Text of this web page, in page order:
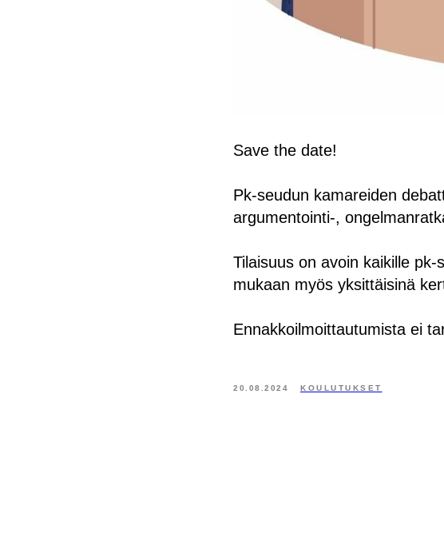
Save the date!
Pk-seudun kamareiden
argumentointi-,
Tilaisuus on avoin kaikille
mukaan myös yksittäisinä
Ennakkoilmoittautumista ei
20.08.2024 KOULUTUKSET